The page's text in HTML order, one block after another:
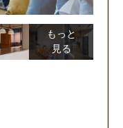
もっと
見る